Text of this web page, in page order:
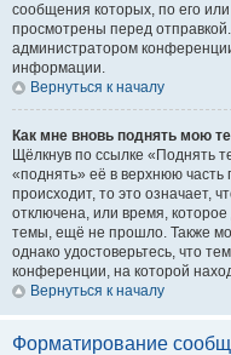
сообщения которых, по его
просмотрены перед
администратором
информации.
Вернуться к началу
Как мне вновь поднять мою
Щёлкнув по ссылке «Поднять
«поднять» её в верхнюю
происходит, то это означает,
отключена, или время,
темы, ещё не прошло. Также
однако удостоверьтесь, что
конференции, на которой
Вернуться к началу
Форматирование